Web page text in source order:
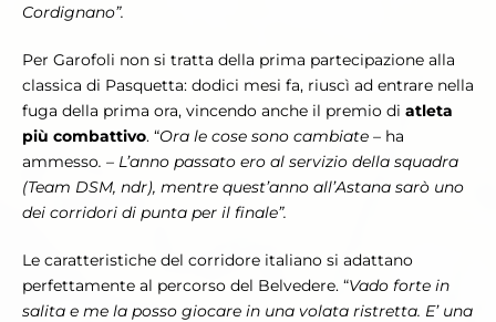
Cordignano”.
Per Garofoli non si tratta della prima partecipazione alla
classica di Pasquetta: dodici mesi fa, riuscì ad entrare nella
fuga della prima ora, vincendo anche il premio di atleta
più combattivo. “Ora le cose sono cambiate – ha
ammesso. – L’anno passato ero al servizio della squadra
(Team DSM, ndr), mentre quest’anno all’Astana sarò uno
dei corridori di punta per il finale”.
Le caratteristiche del corridore italiano si adattano
perfettamente al percorso del Belvedere. “Vado forte in
salita e me la posso giocare in una volata ristretta. E’ una